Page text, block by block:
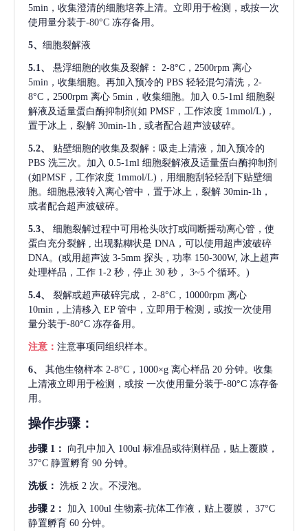
5min，收集澄清的细胞培养上清。立即用于检测，或按一次
使用量分装于-80°C 冻存备用。
5、 细胞裂解液
5.1、 悬浮细胞的收集及裂解：
2-8°C，2500rpm 离心
5min，收集细胞。再加入预冷的 PBS 轻轻混匀清洗，2-
8°C，2500rpm 离心 5min，收集细胞。加入 0.5-1ml 细胞裂
解液及适量蛋白酶抑制剂(如 PMSF，工作浓度 1mmol/L)，
置于冰上，裂解 30min-1h , 或者配合超声波破碎。
5.2、
贴壁细胞的收集及裂解：吸走上清液，加入预冷的
PBS 洗三次。加入 0.5-1ml 细胞裂解液及适量蛋白酶抑制剂
(如PMSF，工作浓度 1mmol/L)，用细胞刮轻轻刮下贴壁细
胞。细胞悬液转入离心管中，置于冰上，裂解 30min-1h，
或者配合超声波破碎。
5.3、
细胞裂解过程中可用枪头吹打或间断摇动离心管，使
蛋白充分裂解 , 出现黏糊状是 DNA，可以使用超声波破碎
DNA。(或用超声波 3-5mm 探头，功率 150-300W, 冰上超声
处理样品，工作 1-2 秒，停止 30 秒， 3~5 个循环。)
5.4、 裂解或超声破碎完成，
2-8°C，10000rpm 离心
10min，上清移入 EP 管中，立即用于检测，或按一次使用
量分装于-80°C 冻存备用。
注意： 注意事项同组织样本。
6、 其他生物样本 2-8°C，1000×g 离心样品 20 分钟。收集
上清液立即用于检测，或按 一次使用量分装于-80°C 冻存备
用。
操作步骤：
步骤 1： 向孔中加入 100ul 标准品或待测样品，贴上覆膜，
37°C 静置孵育 90 分钟。
洗板： 洗板 2 次。不浸泡。
步骤 2： 加入 100ul 生物素-抗体工作液，贴上覆膜， 37°C
静置孵育 60 分钟。